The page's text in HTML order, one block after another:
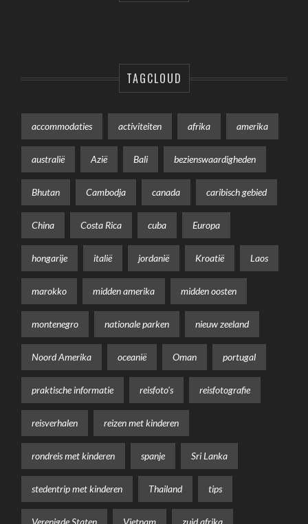
TAGCLOUD
accommodaties activiteiten afrika amerika
australië Azië Bali bezienswaardigheden
Bhutan Cambodja canada caribisch gebied
China Costa Rica cuba Europa
hongarije italië jordanië Kroatië Laos
marokko midden amerika midden oosten
montenegro nationale parken nieuw zeeland
Noord Amerika oceanië Oman portugal
praktische informatie reisfoto's reisfotografie
reisverhalen reizen met kinderen
rondreis met kinderen spanje Sri Lanka
stedentrip met kinderen Thailand tips
Verenigde Staten Vietnam zuid afrika